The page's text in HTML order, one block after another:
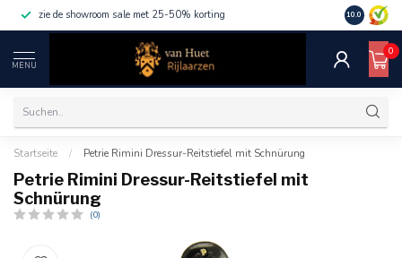
zie de showroom sale met 25-50% korting 10.0
MENU
0
Startseite / Petrie Rimini Dressur-Reitstiefel mit Schnürung
Petrie Rimini Dressur-Reitstiefel mit
Schnürung
(0)